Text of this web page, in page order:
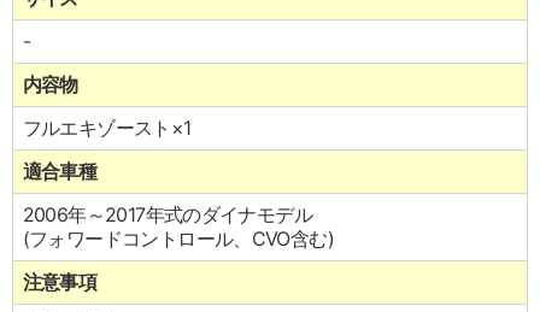
-
内容物
フルエキゾースト×1
適合車種
2006年～2017年式のダイナモデル
(フォワードコントロール、CVO含む)
注意事項